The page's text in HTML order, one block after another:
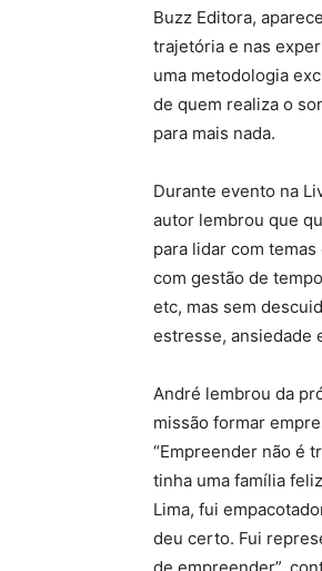
Buzz Editora,
trajetória e nas
uma metodologia
de quem realiza o
para mais nada.
Durante evento na
autor lembrou que
para lidar com
com gestão de
etc, mas sem
estresse, ansiedade
André lembrou da
missão formar
“Empreender não é
tinha uma família
Lima, fui
deu certo. Fui
de empreender”,